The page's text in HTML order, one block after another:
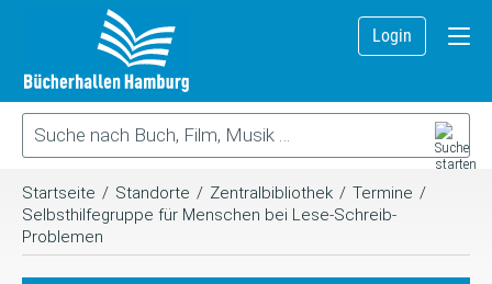
Login
Startseite / Standorte / Zentralbibliothek / Termine /
Selbsthilfegruppe für Menschen bei Lese-Schreib-
Problemen